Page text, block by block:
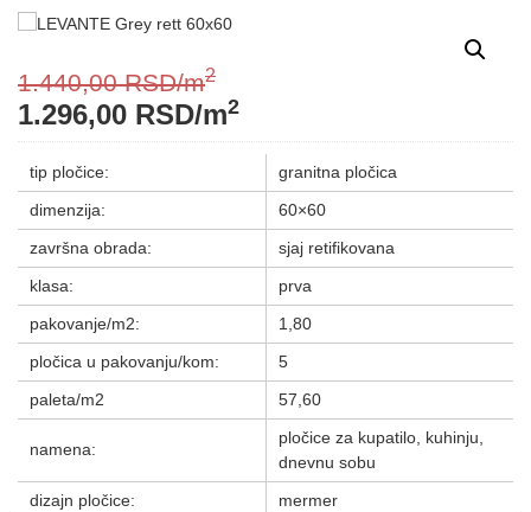
1.440,00RSD/m2
1.296,00 RSD/m2
tip pločice:
granitna pločica
dimenzija:
60×60
završna obrada:
sjaj retifikovana
klasa:
prva
pakovanje/m2:
1,80
pločica u pakovanju/kom:
5
paleta/m2
57,60
namena:
pločice za kupatilo, kuhinju,
dnevnu sobu
dizajn pločice:
mermer